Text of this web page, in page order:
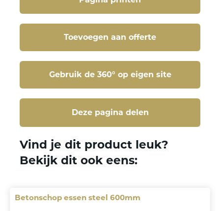
Toevoegen aan offerte
Gebruik de 360° op eigen site
Deze pagina delen
Deze pagina delen
Vind je dit product leuk?
Bekijk dit ook eens:
Betonschop essen steel 600mm